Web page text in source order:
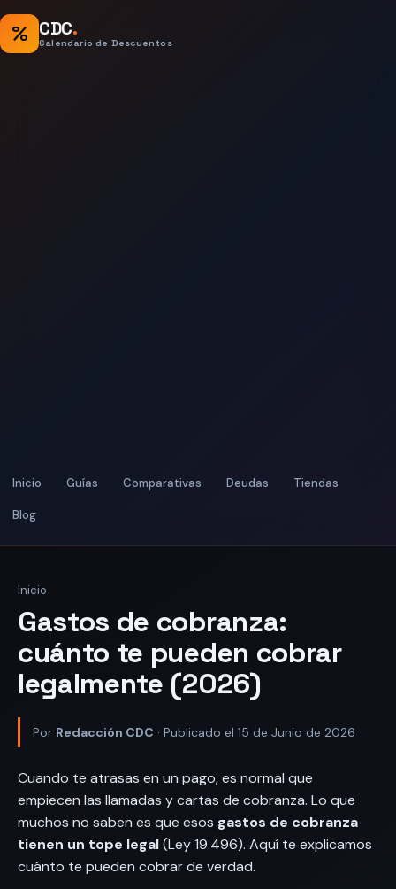
% CDC.
Calendario de Descuentos
Inicio Guías Comparativas Deudas Tiendas
Blog
Inicio
Gastos de cobranza:
cuánto te pueden cobrar
legalmente (2026)
Por Redacción CDC · Publicado el 15 de Junio de 2026
Cuando te atrasas en un pago, es normal que
empiecen las llamadas y cartas de cobranza. Lo que
muchos no saben es que esos gastos de cobranza
tienen un tope legal(Ley 19.496). Aquí te explicamos
cuánto te pueden cobrar de verdad.